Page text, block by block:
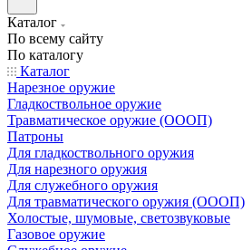
Каталог
По всему сайту
По каталогу
Каталог
Нарезное оружие
Гладкоствольное оружие
Травматическое оружие (ОООП)
Патроны
Для гладкоствольного оружия
Для нарезного оружия
Для служебного оружия
Для травматического оружия (ОООП)
Холостые, шумовые, светозвуковые
Газовое оружие